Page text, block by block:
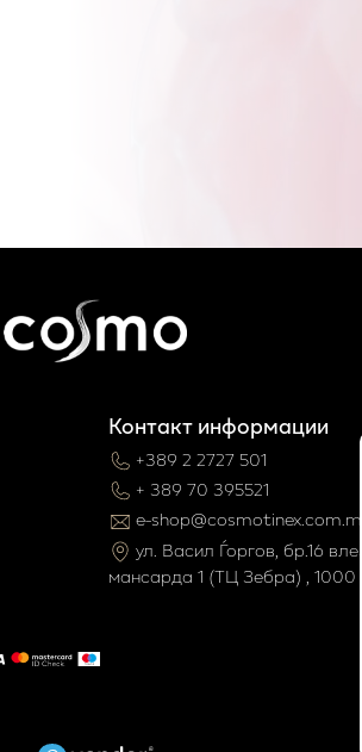
Контакт информации
+389 2 2727 501
+ 389 70 395521
e-shop@cosmotinex.com.mk
ул. Васил Ѓоргов, бр.16 влез
мaнсарда 1 (ТЦ Зебра) , 1000